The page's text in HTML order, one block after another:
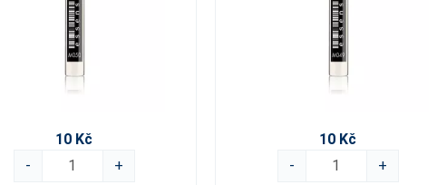
10 Kč
-
+
10 Kč
-
+